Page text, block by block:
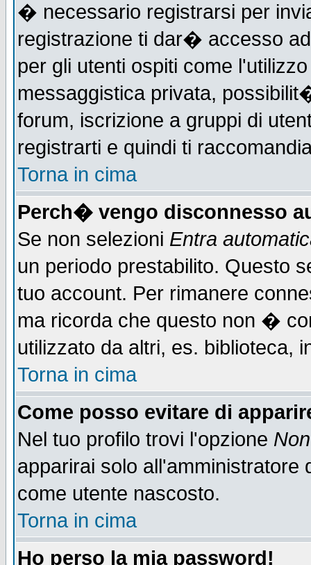
� necessario registrarsi per
registrazione ti dar� accesso
per gli utenti ospiti come
messaggistica privata,
forum, iscrizione a gruppi di
registrarti e quindi ti
Torna in cima
Perch� vengo disconnesso
Se non selezioni Entra
un periodo prestabilito. Questo
tuo account. Per rimanere
ma ricorda che questo non �
utilizzato da altri, es.
Torna in cima
Come posso evitare di
Nel tuo profilo trovi l'opzione
apparirai solo all'amministratore
come utente nascosto.
Torna in cima
Ho perso la mia password!